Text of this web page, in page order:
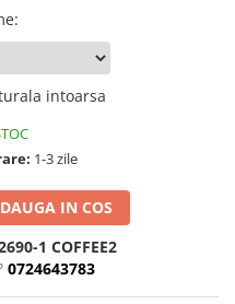
:
intoarsa
1-3 zile
IN COS
1 COFFEE2
0724643783